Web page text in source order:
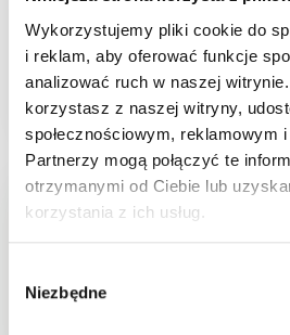
Wykorzystujemy pliki cookie do
i reklam, aby oferować funkcje
analizować ruch w naszej
korzystasz z naszej witryny,
społecznościowym, reklamowym
Partnerzy mogą połączyć te
otrzymanymi od Ciebie lub
korzystania z ich usług.
zgody
Niezbędne
Sklep w trybie katalogowym.
złożyć zamówienie.